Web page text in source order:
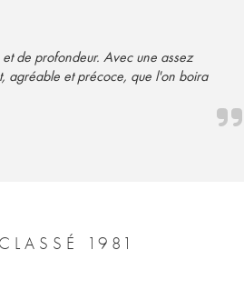
de profondeur. Avec une assez
agréable et précoce, que l'on boira
1981